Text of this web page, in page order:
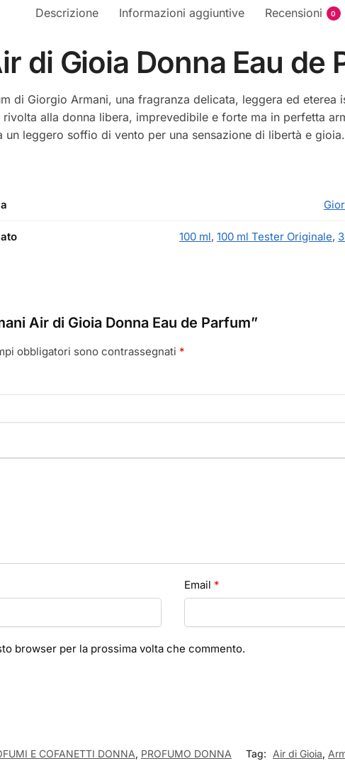
Descrizione Informazioni aggiuntive Recensioni 0
di Gioia Donna Eau de
di Giorgio Armani, una fragranza delicata, leggera ed
rivolta alla donna libera, imprevedibile e forte ma in perfetta
un leggero soffio di vento per una sensazione di libertà e
100 ml, 100 ml Tester Originale,
Air di Gioia Donna Eau de Parfum”
obbligatori sono contrassegnati *
Email *
browser per la prossima volta che commento.
E COFANETTI DONNA, PROFUMO DONNA Tag: Air di Gioia,